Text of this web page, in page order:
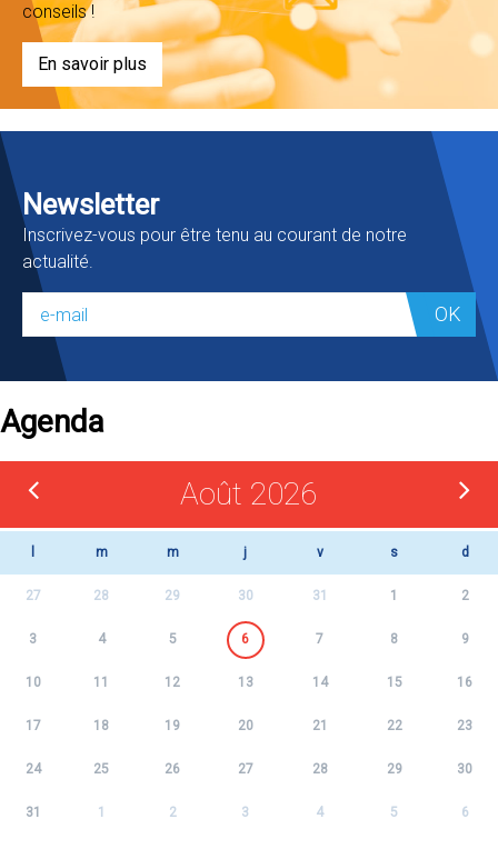
conseils !
En savoir plus
Newsletter
Inscrivez-vous pour être tenu au courant de notre
actualité.
OK
Agenda
Août 2026
m m j v s d
27 28 29 30 31 1 2
3 4 5 6 7 8 9
10 11 12 13 14 15 16
17 18 19 20 21 22 23
24 25 26 27 28 29 30
31 1 2 3 4 5 6